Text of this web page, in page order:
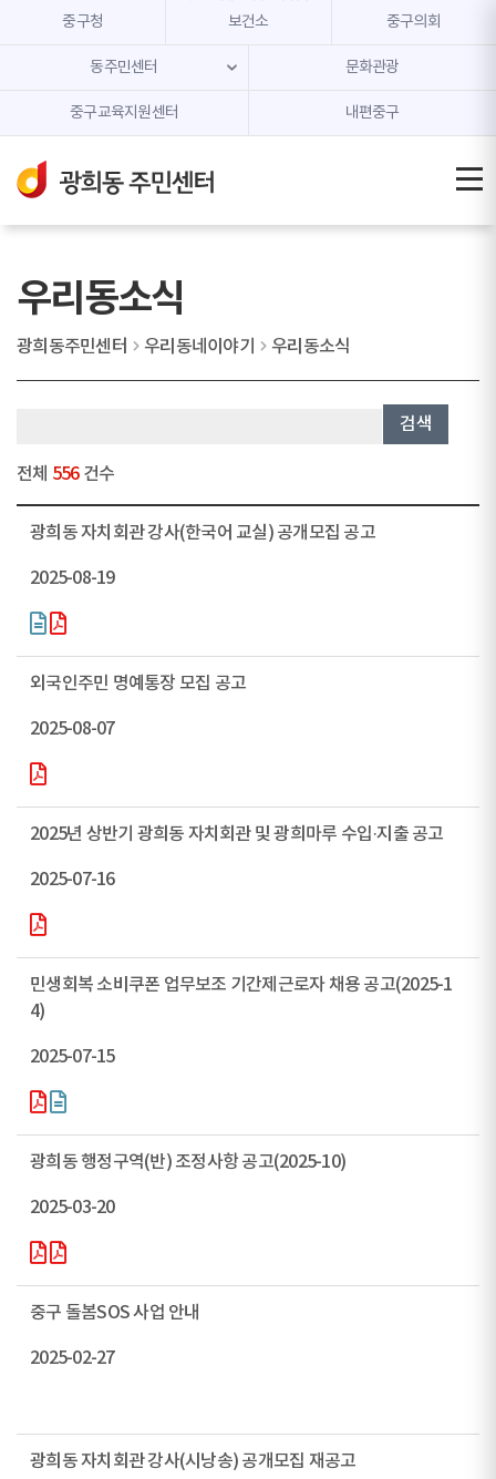
본문 내용 바로가기
주메뉴 바로가기
중구청 보건소 중구의회
동주민센터 문화관광
중구교육지원센터 내편중구
우리동소식
광희동주민센터 우리동네이야기 우리동소식
검색
전체 556건수
광희동 자치회관 강사(한국어 교실) 공개모집 공고
2025-08-19
외국인주민 명예통장 모집 공고
2025-08-07
2025년 상반기 광희동 자치회관 및 광희마루 수입·지출 공고
2025-07-16
민생회복 소비쿠폰 업무보조 기간제근로자 채용 공고(2025-1
4)
2025-07-15
광희동 행정구역(반) 조정사항 공고(2025-10)
2025-03-20
중구 돌봄SOS 사업 안내
2025-02-27
광희동 자치회관 강사(시낭송) 공개모집 재공고